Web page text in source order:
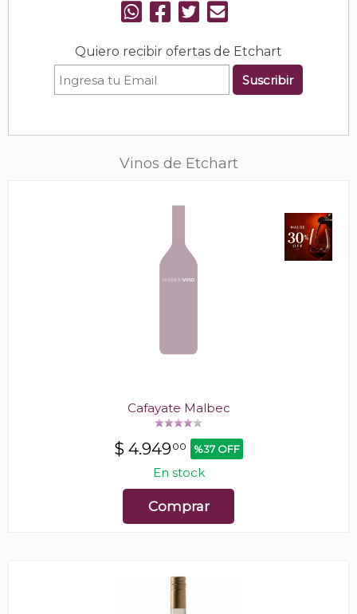
Quiero recibir ofertas de Etchart
Suscribir
Vinos de Etchart
Cafayate Malbec
$ 4.94900 %37 OFF
En stock
Comprar